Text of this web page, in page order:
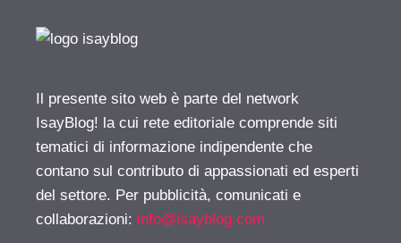
Il presente sito web è parte del network
IsayBlog! la cui rete editoriale comprende siti
tematici di informazione indipendente che
contano sul contributo di appassionati ed esperti
del settore. Per pubblicità, comunicati e
collaborazioni: info@isayblog.com